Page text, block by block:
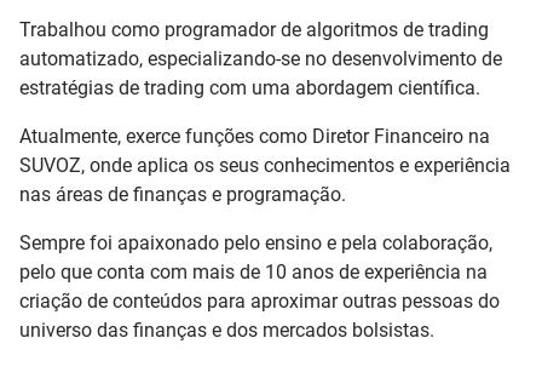
Trabalhou como programador de algoritmos de trading
automatizado, especializando-se no desenvolvimento de
estratégias de trading com uma abordagem científica.
Atualmente, exerce funções como Diretor Financeiro na
SUVOZ, onde aplica os seus conhecimentos e experiência
nas áreas de finanças e programação.
Sempre foi apaixonado pelo ensino e pela colaboração,
pelo que conta com mais de 10 anos de experiência na
criação de conteúdos para aproximar outras pessoas do
universo das finanças e dos mercados bolsistas.